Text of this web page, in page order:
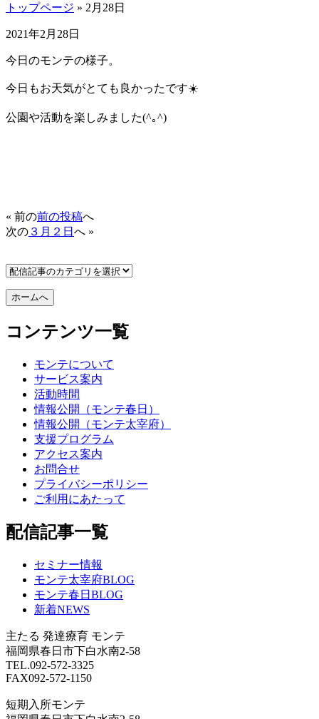
トップページ » 2月28日
2021年2月28日
今日のモンテの様子。
今日もお天気がとても良かったです☀️
公園や活動を楽しみました(^｡^)
« 前の前の投稿へ
次の ３月２日 へ »
コンテンツ一覧
モンテについて
サービス案内
活動時間
情報公開（モンテ春日）
情報公開（モンテ太宰府）
支援プログラム
アクセス案内
お問合せ
プライバシーポリシー
ご利用にあたって
配信記事一覧
セミナー情報
モンテ太宰府BLOG
モンテ春日BLOG
新着NEWS
主たる 発達療育 モンテ
福岡県春日市下白水南2-58
TEL.092-572-3325
FAX092-572-1150
短期入所モンテ